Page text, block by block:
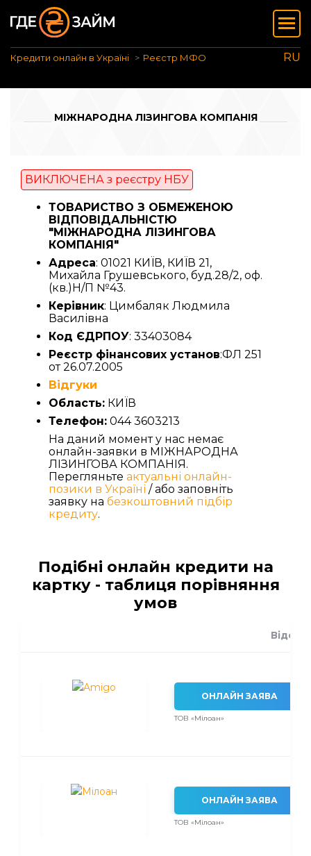
Кредити онлайн в Україні Реєстр МФО RU
МІЖНАРОДНА ЛІЗИНГОВА КОМПАНІЯ
ВИКЛЮЧЕНА з реєстру НБУ
ТОВАРИСТВО З ОБМЕЖЕНОЮ
ВІДПОВІДАЛЬНІСТЮ
"МІЖНАРОДНА ЛІЗИНГОВА
КОМПАНІЯ"
Адреса: 01021 КИЇВ, КИЇВ 21,
Михайла Грушевського, буд.28/2, оф.
(кв.)Н/П №43.
Керівник: Цимбаляк Людмила
Василівна
Код ЄДРПОУ: 33403084
Реєстр фінансових установ:ФЛ 251
от 26.07.2005
Відгуки
Область: КИЇВ
Телефон: 044 3603213
На даний момент у нас немає
онлайн-заявки в МІЖНАРОДНА
ЛІЗИНГОВА КОМПАНІЯ.
Перегляньте актуальні онлайн-
позики в Україні / або заповніть
заявку на безкоштовний підбір
кредиту.
Подібні онлайн кредити на
картку - таблиця порівняння
умов
ОНЛАЙН ЗАЯВА
ТОВ «Мілоан»
ОНЛАЙН ЗАЯВА
ТОВ «Мілоан»